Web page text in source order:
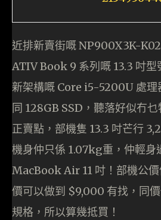
近排新賣街嘅 NP900X3K-
ATIV Book 9 系列嘅 13.3 吋
新架構嘅 Core i5-5200U 處
同 128GB SSD，聽落好似冇
正賣點，部機隻 13.3 吋芒行
機身仲只係 1.07kg重，仲輕身
MacBook Air 11 吋！部機公
價可以做到 $9,000 有找，同
規格，所以算幾抵買！